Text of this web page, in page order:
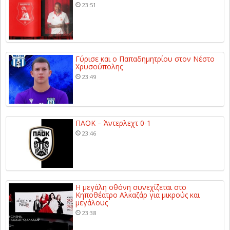
23:51
Γύρισε και ο Παπαδημητρίου στον Νέστο
Χρυσούπολης
23:49
ΠΑΟΚ – Άντερλεχτ 0-1
23:46
Η μεγάλη οθόνη συνεχίζεται στο
Κηποθέατρο Αλκαζάρ για μικρούς και
μεγάλους
23:38